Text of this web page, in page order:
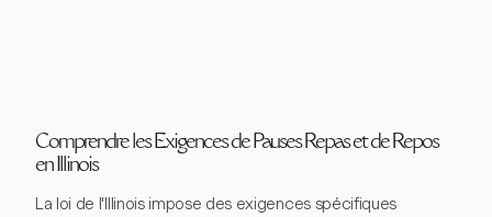
Comprendre les Exigences de Pauses Repas et de Repos
en Illinois
La loi de l'Illinois impose des exigences spécifiques